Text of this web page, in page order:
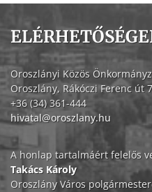
Oroszlányi Közös
Oroszlány, Rákóczi Ferenc út
+36 (34) 361-444
hivatal@oroszlany.hu
A honlap tartalmáért felelős
Takács Károly
Oroszlány Város